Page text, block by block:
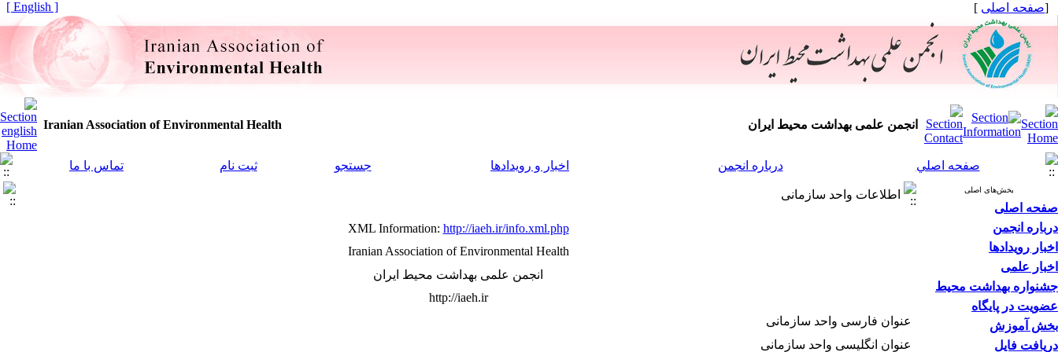
[صفحه اصلی ]
[ English ]
انجمن علمی بهداشت محیط ایران Iranian Association of Environmental Health
صفحه اصلي درباره انجمن اخبار و رویدادها جستجو ثبت نام تماس با ما
بخش‌های اصلی
صفحه اصلی
درباره انجمن
اخبار رویدادها
اخبار علمی
جشنواره بهداشت محیط
عضویت در پایگاه
بخش آموزش
دریافت فایل
اطلاعات واحد سازمانی
XML Information: http://iaeh.ir/info.xml.php
Iranian Association of Environmental Health
انجمن علمی بهداشت محیط ایران
http://iaeh.ir
عنوان فارسی واحد سازمانی
عنوان انگلیسی واحد سازمانی